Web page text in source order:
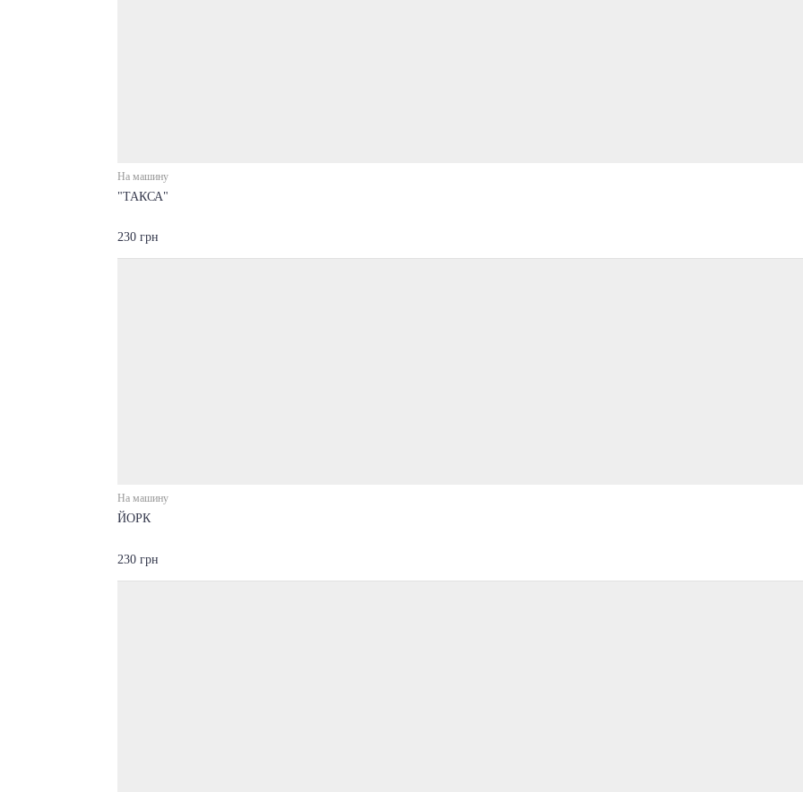
На машину
"ТАКСА"
230 грн
На машину
ЙОРК
230 грн